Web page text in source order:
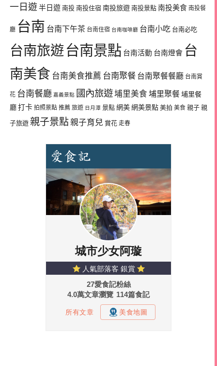
一日遊半日遊 南投 南投住宿 南投旅遊 南投景點 南投美食 南投餐
廳 台南 台南下午茶 台南住宿 台南咖啡廳 台南小吃 台南必吃
台南旅遊 台南景點 台南活動 台南燈會 台
南美食 台南美食推薦 台南聚餐 台南聚餐餐廳 台南賞
花 台南餐廳 嘉義景點 國內旅遊埔里美食 埔里聚餐埔里餐
廳打卡 拍照景點 推薦 旅遊 日月潭 景點 網美網美景點 美拍 美食 親子 親
子旅遊 親子景點親子育兒 賞花 走春